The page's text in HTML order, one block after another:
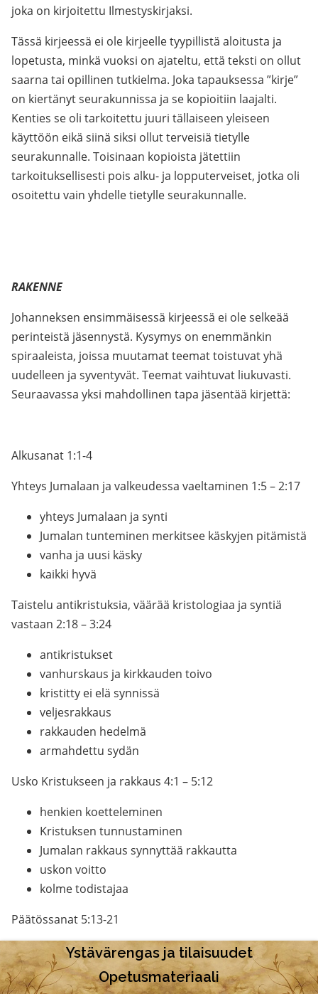
joka on kirjoitettu Ilmestyskirjaksi.
Tässä kirjeessä ei ole kirjeelle tyypillistä aloitusta ja
lopetusta, minkä vuoksi on ajateltu, että teksti on ollut
saarna tai opillinen tutkielma. Joka tapauksessa ”kirje”
on kiertänyt seurakunnissa ja se kopioitiin laajalti.
Kenties se oli tarkoitettu juuri tällaiseen yleiseen
käyttöön eikä siinä siksi ollut terveisiä tietylle
seurakunnalle. Toisinaan kopioista jätettiin
tarkoituksellisesti pois alku- ja lopputerveiset, jotka oli
osoitettu vain yhdelle tietylle seurakunnalle.
RAKENNE
Johanneksen ensimmäisessä kirjeessä ei ole selkeää
perinteistä jäsennystä. Kysymys on enemmänkin
spiraaleista, joissa muutamat teemat toistuvat yhä
uudelleen ja syventyvät. Teemat vaihtuvat liukuvasti.
Seuraavassa yksi mahdollinen tapa jäsentää kirjettä:
Alkusanat 1:1-4
Yhteys Jumalaan ja valkeudessa vaeltaminen 1:5 – 2:17
yhteys Jumalaan ja synti
Jumalan tunteminen merkitsee käskyjen pitämistä
vanha ja uusi käsky
kaikki hyvä
Taistelu antikristuksia, väärää kristologiaa ja syntiä
vastaan 2:18 – 3:24
antikristukset
vanhurskaus ja kirkkauden toivo
kristitty ei elä synnissä
veljesrakkaus
rakkauden hedelmä
armahdettu sydän
Usko Kristukseen ja rakkaus 4:1 – 5:12
henkien koetteleminen
Kristuksen tunnustaminen
Jumalan rakkaus synnyttää rakkautta
uskon voitto
kolme todistajaa
Päätössanat 5:13-21
Ystävärengas ja tilaisuudet
Opetusmateriaali